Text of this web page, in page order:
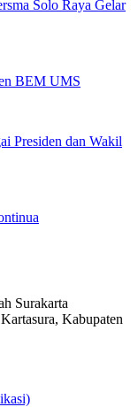
Solo Raya Gelar
BEM UMS
Presiden dan Wakil
Surakarta
Kabupaten